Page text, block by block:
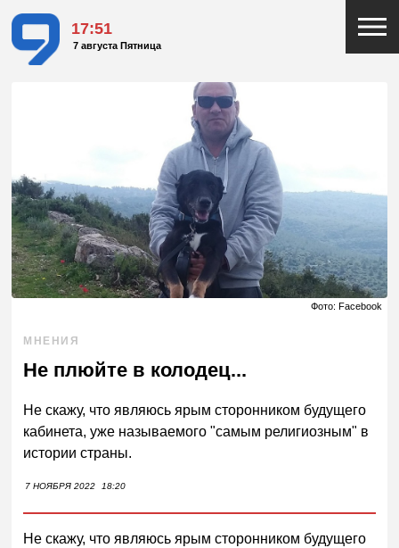
17:51
7 августа Пятница
Фото: Facebook
МНЕНИЯ
Не плюйте в колодец...
Не скажу, что являюсь ярым сторонником будущего
кабинета, уже называемого "самым религиозным" в
истории страны.
7 НОЯБРЯ 2022 18:20
Не скажу, что являюсь ярым сторонником будущего